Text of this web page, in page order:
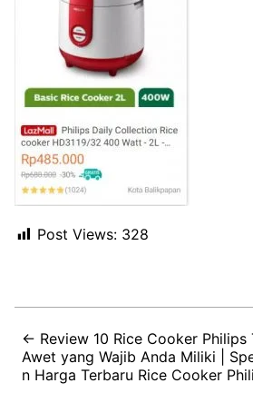
Post Views: 328
← Review 10 Rice Cooker Philips
Awet yang Wajib Anda Miliki |
n Harga Terbaru Rice Cooker